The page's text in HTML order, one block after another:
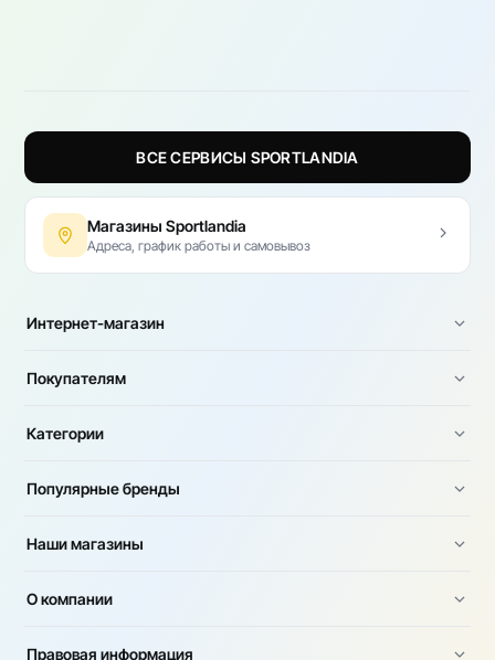
ВСЕ СЕРВИСЫ SPORTLANDIA
Магазины Sportlandia
Адреса, график работы и самовывоз
Интернет-магазин
Покупателям
Категории
Популярные бренды
Наши магазины
О компании
Правовая информация